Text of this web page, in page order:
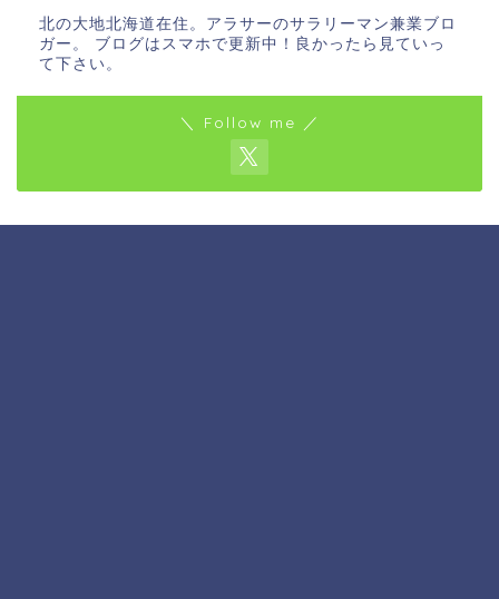
北の大地北海道在住。アラサーのサラリーマン兼業ブロ
ガー。 ブログはスマホで更新中！良かったら見ていっ
て下さい。
＼ Follow me ／